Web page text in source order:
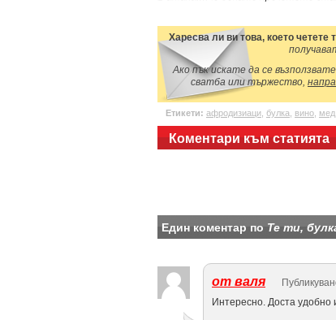
Харесва ли ви това, което четете
Ако пък искате да се
сватба или тържество,
Етикети: афродизиаци булка вино мед
Коментари към статията
Един коментар по Те ти,
от валя
Интересно. Доста удобно